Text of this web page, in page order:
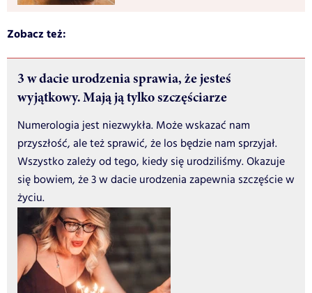
Zobacz też:
3 w dacie urodzenia sprawia, że jesteś
wyjątkowy. Mają ją tylko szczęściarze
Numerologia jest niezwykła. Może wskazać nam
przyszłość, ale też sprawić, że los będzie nam sprzyjał.
Wszystko zależy od tego, kiedy się urodziliśmy. Okazuje
się bowiem, że 3 w dacie urodzenia zapewnia szczęście w
życiu.